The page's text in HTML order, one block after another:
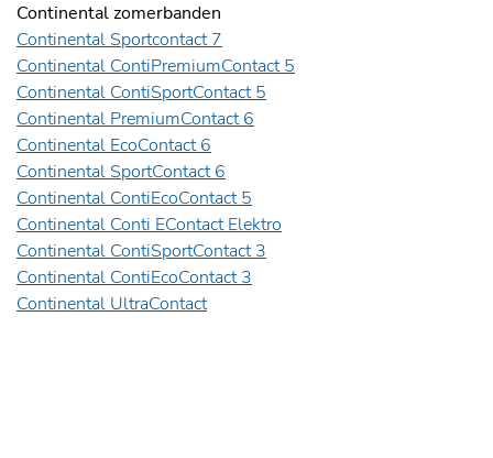
Continental zomerbanden
Continental Sportcontact 7
Continental ContiPremiumContact 5
Continental ContiSportContact 5
Continental PremiumContact 6
Continental EcoContact 6
Continental SportContact 6
Continental ContiEcoContact 5
Continental Conti EContact Elektro
Continental ContiSportContact 3
Continental ContiEcoContact 3
Continental UltraContact